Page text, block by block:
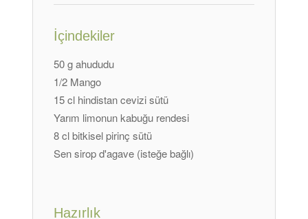
İçindekiler
50 g ahududu
1/2 Mango
15 cl hindistan cevizi sütü
Yarım limonun kabuğu rendesi
8 cl bitkisel pirinç sütü
Sen sirop d'agave (isteğe bağlı)
Hazırlık